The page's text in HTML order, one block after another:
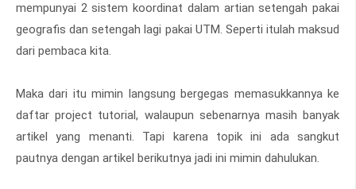
mempunyai 2 sistem koordinat dalam artian setengah pakai
geografis dan setengah lagi pakai UTM. Seperti itulah maksud
dari pembaca kita.
Maka dari itu mimin langsung bergegas memasukkannya ke
daftar project tutorial, walaupun sebenarnya masih banyak
artikel yang menanti. Tapi karena topik ini ada sangkut
pautnya dengan artikel berikutnya jadi ini mimin dahulukan.